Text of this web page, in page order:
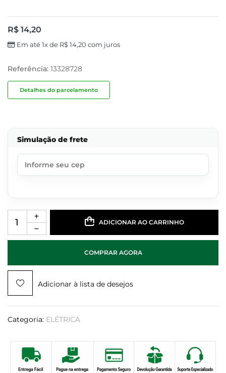
R$ 14,20
Em até 1x de R$14,20 com juros
Referência: 13328728
Detalhes do parcelamento
Simulação de frete
ADICIONAR AO CARRINHO
COMPRAR AGORA
Adicionar à lista de desejos
Categoria: ELÉTRICA